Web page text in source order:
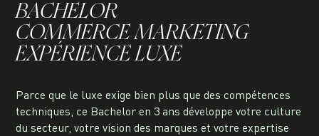
BACHELOR
COMMERCE MARKETING
EXPÉRIENCE LUXE
Parce que le luxe exige bien plus que des compétences
techniques, ce Bachelor en 3 ans développe votre culture
du secteur, votre vision des marques et votre expertise